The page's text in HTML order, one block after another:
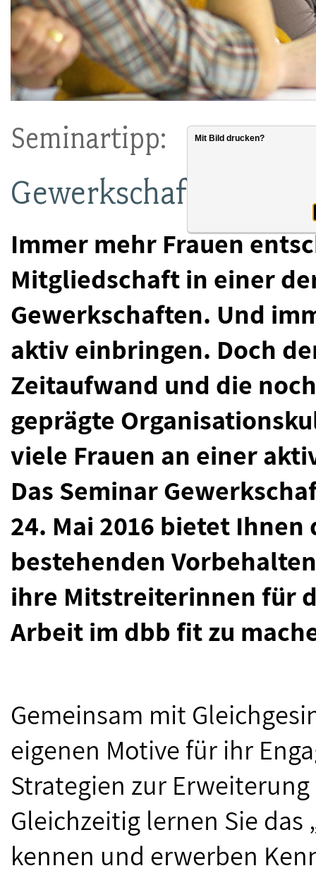
Seminartipp:
Gewerkschaftsarbeit
Immer mehr Frauen
Mitgliedschaft in einer
Gewerkschaften. Und
aktiv einbringen. Doch
Zeitaufwand und die
geprägte
viele Frauen an einer
Das Seminar
24. Mai 2016 bietet
bestehenden
ihre Mitstreiterinnen für
Arbeit im dbb fit zu
Gemeinsam mit
eigenen Motive für ihr
Strategien zur
Gleichzeitig lernen Sie
kennen und erwerben
Mit Bild drucken?